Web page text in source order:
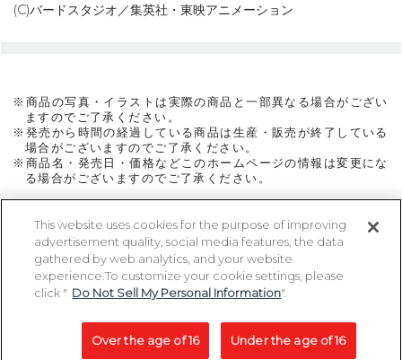
(C)バードスタジオ／集英社・東映アニメーション
※商品の写真・イラストは実際の商品と一部異なる場合がござい
ますのでご了承ください。
※発売から時間の経過している商品は生産・販売が終了している
場合がございますのでご了承ください。
※商品名・発売日・価格などこのホームページの情報は変更にな
る場合がございますのでご了承ください。
ページトップに戻る
Copyright 2005-2026 MegaHouse Corporation. All rights reserved.
All other products are trademarks or registed of their respective owners.
This website uses cookies for the purpose of improving
advertisement quality, social media features, the data
gathered by web analytics, and your website
experience.To customize your cookie settings, please
click " Do Not Sell My Personal Information".
Under the age of 16
Over the age of 16